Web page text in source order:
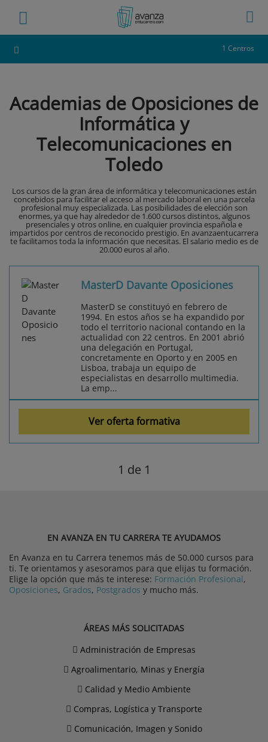
1 Centros
Academias de Oposiciones de
Informática y
Telecomunicaciones en
Toledo
Los cursos de la gran área de informática y telecomunicaciones están
concebidos para facilitar el acceso al mercado laboral en una parcela
profesional muy especializada. Las posibilidades de elección son
enormes, ya que hay alrededor de 1.600 cursos distintos, algunos
presenciales y otros online, en cualquier provincia española e
impartidos por centros de reconocido prestigio. En avanzaentucarrera
te facilitamos toda la información que necesitas. El salario medio es de
20.000 euros al año.
MasterD Davante Oposiciones
MasterD se constituyó en febrero de
1994. En estos años se ha expandido por
todo el territorio nacional contando en la
actualidad con 22 centros. En 2001 abrió
una delegación en Portugal,
concretamente en Oporto y en 2005 en
Lisboa, trabaja un equipo de
especialistas en desarrollo multimedia.
La emp...
Ver oferta formativa
1 de 1
EN AVANZA EN TU CARRERA TE AYUDAMOS
En Avanza en tu Carrera tenemos más de 50.000 cursos para
ti. Te orientamos y asesoramos para que elijas tu formación.
Elige la opción que más te interese: Formación Profesional,
Oposiciones, Grados, Postgrados y mucho más.
ÁREAS MÁS SOLICITADAS
Administración de Empresas
Agroalimentario, Minas y Energía
Calidad y Medio Ambiente
Compras, Logística y Transporte
Comunicación, Imagen y Sonido